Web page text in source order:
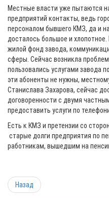
Местные власти уже пытаются
предприятий контакты, ведь
персоналом бывшего КМЗ, да и
досталось большое и
жилой фонд завода,
сферы. Сейчас возникла
пользовались услугами завода
эти абоненты не нужны,
Станислава Захарова, сейчас
договоренности с двумя
предоставить услуги по
Есть к КМЗ и претензии со
старые долги предприятия по
работникам, вышедшим на
Назад